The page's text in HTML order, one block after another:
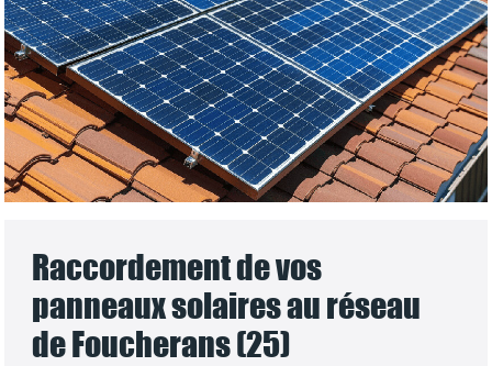
Raccordement de vos
panneaux solaires au réseau
de Foucherans (25)